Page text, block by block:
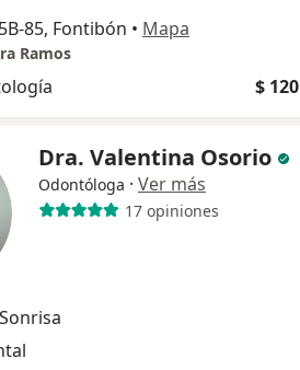
85, Fontibón • Mapa
Ramos
$ 120
Dra. Valentina Osorio
Odontóloga · Ver más
17 opiniones